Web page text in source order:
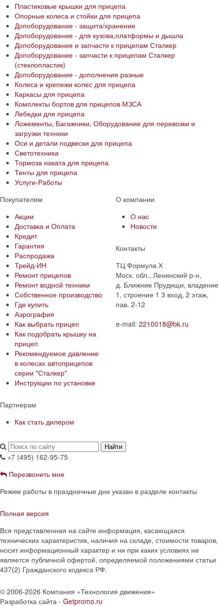
Пластиковые крышки для прицепа
Опорные колеса и стойки для прицепа
Допоборудование - защита/хранение
Допоборудование - для кузова,платформы и дышла
Допоборудование и запчасти к прицепам Сталкер
Допоборудование - запчасти к прицепам Сталкер
(стеклопластик)
Допоборудование - дополнения разные
Колеса и крепежи колес для прицепа
Каркасы для прицепа
Комплекты бортов для прицепов МЗСА
Лебедки для прицепа
Ложементы, Багажники, Оборудование для перевозки и
загрузки техники
Оси и детали подвески для прицепа
Светотехника
Тормоза наката для прицепа
Тенты для прицепа
Услуги-Работы
Покупателям
Акции
Доставка и Оплата
Кредит
Гарантия
Распродажа
Трейд-ИН
Ремонт прицепов
Ремонт водной техники
Собственное производство
Где купить
Аэрография
Как выбрать прицеп
Как подобрать крышку на
прицеп
Рекомендуемое давление
в колесах автоприцепов
серии "Сталкер"​
Инструкции по установке
Партнерам
Как стать дилером
О компании
О нас
Новости
Контакты
ТЦ Формула Х
Моск. обл., Ленинский р-н,
д. Ближние Прудищи, владение
1, строение 1 3 вход, 2 этаж,
пав. 2-12
e-mail: 2210018@bk.ru
Найти
+7 (495) 162-95-75
Перезвонить мне
Режим работы в праздничные дни указан в разделе контакты
Полная версия
Вся представленная на сайте информация, касающаяся
технических характеристик, наличия на складе, стоимости товаров,
носит информационный характер и ни при каких условиях не
является публичной офертой, определяемой положениями статьи
437(2) Гражданского кодекса РФ.
© 2006-2026 Компания «Технология движения»
Разработка сайта - Getpromo.ru